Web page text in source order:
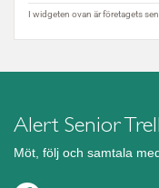
Alert Senior
Möt, följ och samtala